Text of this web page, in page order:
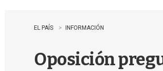
EL PAÍS INFORMACIÓN
Oposición